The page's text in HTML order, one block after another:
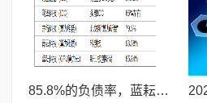
85.8%的负债率，蓝耘科技"小巨人"复核明年恐摘帽